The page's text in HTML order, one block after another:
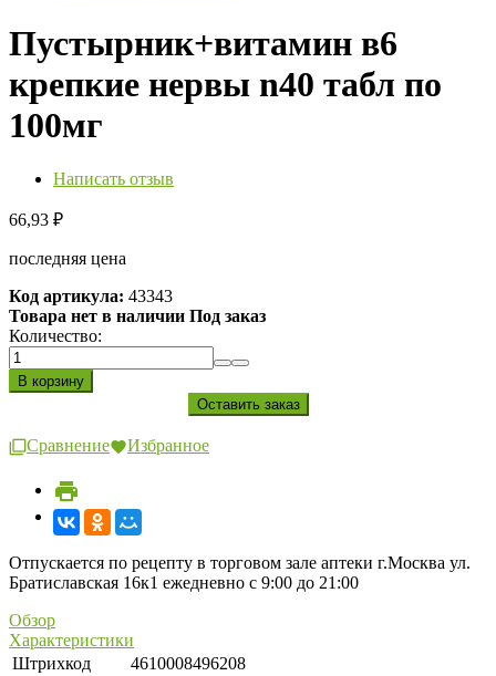
Пустырник+витамин в6
крепкие нервы n40 табл по
100мг
Написать отзыв
66,93 ₽
последняя цена
Код артикула: 43343
Товара нет в наличии Под заказ
Количество:
Сравнение Избранное
Отпускается по рецепту в торговом зале аптеки г.Москва ул.
Братиславская 16к1 ежедневно с 9:00 до 21:00
Обзор
Характеристики
Штрихкод
4610008496208